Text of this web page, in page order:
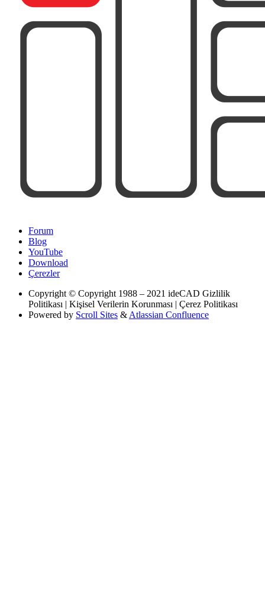
Forum
Blog
YouTube
Download
Çerezler
Copyright © Copyright 1988 – 2021 ideCAD Gizlilik
Politikası | Kişisel Verilerin Korunması | Çerez Politikası
Powered by Scroll Sites & Atlassian Confluence